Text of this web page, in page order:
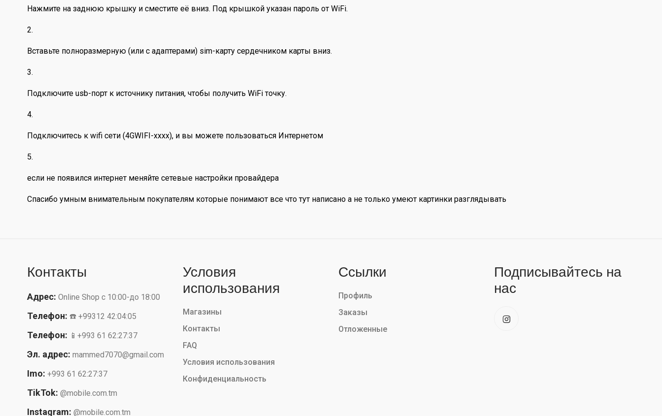
Нажмите на заднюю крышку и сместите её вниз. Под крышкой указан пароль от WiFi.
2.
Вставьте полноразмерную (или с адаптерами) sim-карту сердечником карты вниз.
3.
Подключите usb-порт к источнику питания, чтобы получить WiFi точку.
4.
Подключитесь к wifi сети (4GWIFI-xxxx), и вы можете пользоваться Интернетом
5.
если не появился интернет меняйте сетевые настройки провайдера
Спасибо умным внимательным покупателям которые понимают все что тут написано а не только умеют картинки разглядывать
Контакты
Адрес: Online Shop с 10:00-до 18:00
Телефон: ☎️ +99312 42:04:05
Телефон: 📱+993 61 62:27:37
Эл. адрес: mammed7070@gmail.com
Imo: +993 61 62:27:37
TikTok: @mobile.com.tm
Instagram: @mobile.com.tm
Условия
использования
Магазины
Контакты
FAQ
Условия использования
Конфиденциальность
Ссылки
Профиль
Заказы
Отложенные
Подписывайтесь на
нас